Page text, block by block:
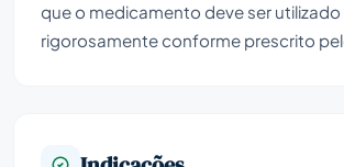
que o medicamento deve ser utilizado
rigorosamente conforme prescrito